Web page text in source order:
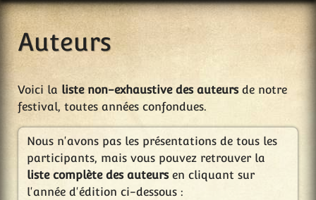
Auteurs
Voici la liste non-exhaustive des auteursde notre
festival, toutes années confondues.
Nous n'avons pas les présentations de tous les
participants, mais vous pouvez retrouver la
liste complète des auteursen cliquant sur
l'année d'édition ci-dessous :